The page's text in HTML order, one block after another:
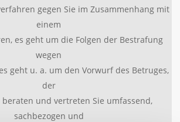
gegen Sie im Zusammenhang mit
einem
es geht um die Folgen der Bestrafung
wegen
geht u. a. um den Vorwurf des Betruges,
der
beraten und vertreten Sie umfassend,
sachbezogen und